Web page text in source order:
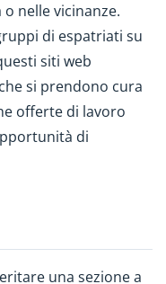
nelle vicinanze.
di espatriati su
siti web
si prendono cura
offerte di lavoro
di
una sezione a